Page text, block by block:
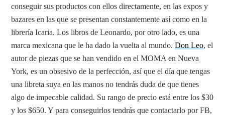
conseguir sus productos con ellos directamente, en las expos y
bazares en las que se presentan constantemente así como en la
librería Icaria. Los libros de Leonardo, por otro lado, es una
marca mexicana que le ha dado la vuelta al mundo.Don Leo, el
autor de piezas que se han vendido en el MOMA en Nueva
York, es un obsesivo de la perfección, así que el día que tengas
una libreta suya en las manos no tendrás duda de que tienes
algo de impecable calidad. Su rango de precio está entre los $30
y los $650. Y para conseguirlos tendrás que contactarlo por FB,